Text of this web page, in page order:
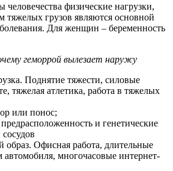
физические нагрузки,
тяжелых грузов являются основной
Для женщин – беременность
геморрой вылезает наружу
Поднятие тяжести, силовые
тяжелая атлетика, работа в тяжелых
или понос;
и генетические
Офисная работа, длительные
автомобиля, многочасовые интернет-